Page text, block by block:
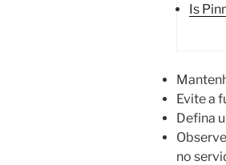
Is
Evite a
Defina
no